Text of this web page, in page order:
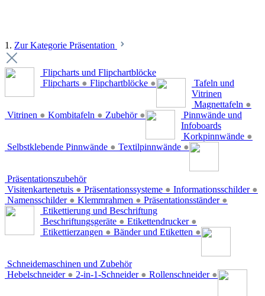
1. Zur Kategorie Präsentation
Flipcharts und Flipchartblöcke
Flipcharts ● Flipchartblöcke ●
Tafeln und
Vitrinen
Magnettafeln ●
Vitrinen ● Kombitafeln ● Zubehör ●
Pinnwände und
Infoboards
Korkpinnwände ●
Selbstklebende Pinnwände ● Textilpinnwände ●
Präsentationszubehör
Visitenkartenetuis ● Präsentationssysteme ● Informationsschilder ●
Namensschilder ● Klemmrahmen ● Präsentationsständer ●
Etikettierung und Beschriftung
Beschriftungsgeräte ● Etikettendrucker ●
Etikettierzangen ● Bänder und Etiketten ●
Schneidemaschinen und Zubehör
Hebelschneider ● 2-in-1-Schneider ● Rollenschneider ●